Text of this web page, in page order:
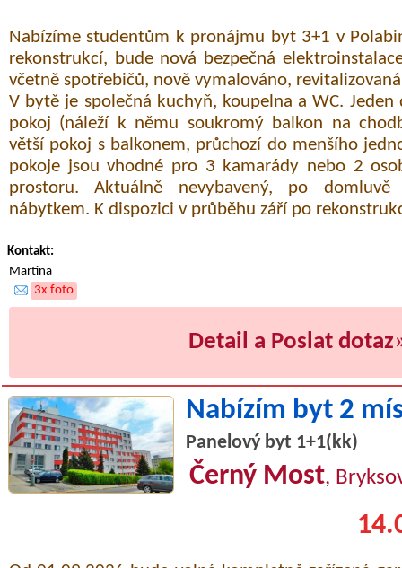
Nabízíme studentům k pronájmu byt 3+1 v
rekonstrukcí, bude nová bezpečná
včetně spotřebičů, nově vymalováno,
V bytě je společná kuchyň, koupelna a WC. Jeden
pokoj (náleží k němu soukromý balkon na
větší pokoj s balkonem, průchozí do menšího
pokoje jsou vhodné pro 3 kamarády nebo 2
prostoru. Aktuálně nevybavený, po
nábytkem. K dispozici v průběhu září po
Kontakt:
Martina
3x foto
Detail a Poslat dotaz
Nabízím byt 2
Panelový byt 1+1(kk)
Černý Most,